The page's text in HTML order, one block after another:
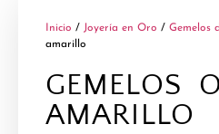
Inicio / Joyería en Oro / Gemelos
amarillo
GEMELOS
AMARILLO